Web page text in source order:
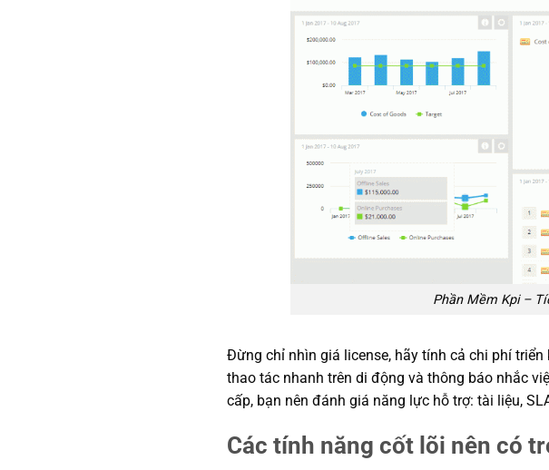
Phần Mềm Kpi –
Đừng chỉ nhìn giá license, hãy tính cả chi phí
thao tác nhanh trên di động và thông báo nhắc
cấp, bạn nên đánh giá năng lực hỗ trợ: tài liệu,
Các tính năng cốt lõi nên có